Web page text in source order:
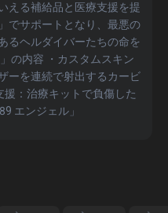
える補給品と医療支援を提
でサポートとなり、最悪の
るヘルダイバーたちの命を
の内容 ・カスタムスキン
ーを連続で射出するカービ
援：治療キットで負傷した
エンジェル」